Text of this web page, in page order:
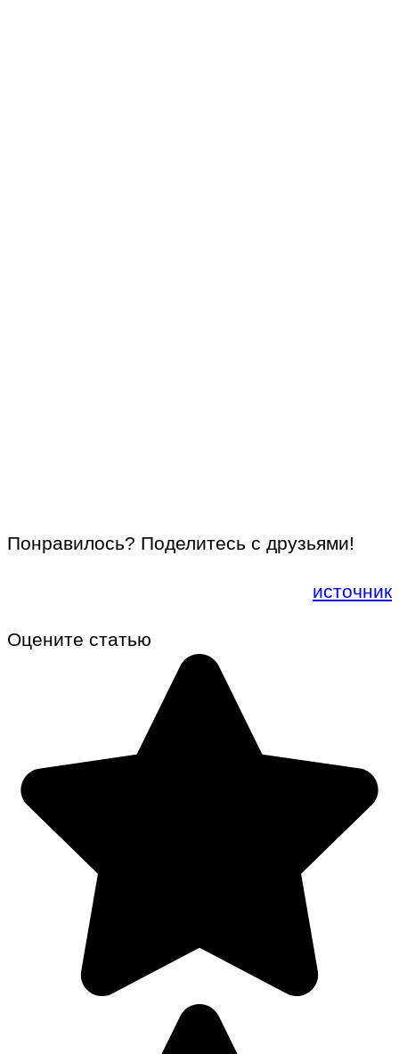
Понравилось? Поделитесь с друзьями!
источник
Оцените статью